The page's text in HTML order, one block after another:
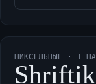
ПИКСЕЛЬНЫЕ · 1